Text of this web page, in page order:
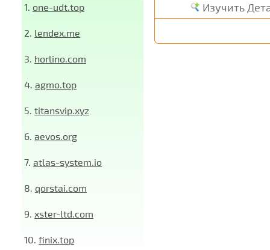
1. one-udt.top
2. lendex.me
3. horlino.com
4. agmo.top
5. titansvip.xyz
6. aevos.org
7. atlas-system.io
8. qorstai.com
9. xster-ltd.com
10. finix.top
Изучить